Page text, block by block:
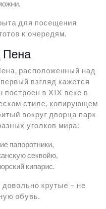
для посещения
к очередям.
Пена
расположенный над
взгляд кажется
в XIX веке в
стиле, копирующем
вокруг дворца парк
уголков мира:
папоротники,
секвойю,
кипарис.
крутые – не
обувь.